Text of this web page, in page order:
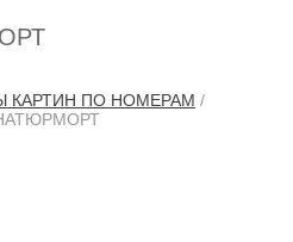
КАРТИН ПО НОМЕРАМ /